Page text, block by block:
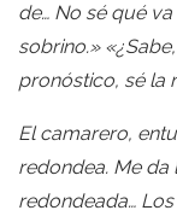
de… No sé qué
sobrino.»
pronóstico, sé la
El camarero,
redondea. Me da
redondeada…